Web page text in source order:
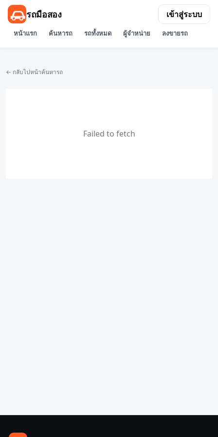
รถมือสอง
หน้าแรก ค้นหารถ รถทั้งหมด ผู้จำหน่าย ลงขายรถ
เข้าสู่ระบบ
← กลับไปหน้าค้นหารถ
Failed to fetch